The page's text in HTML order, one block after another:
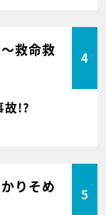
救命救
4
故!?
りそめ
5